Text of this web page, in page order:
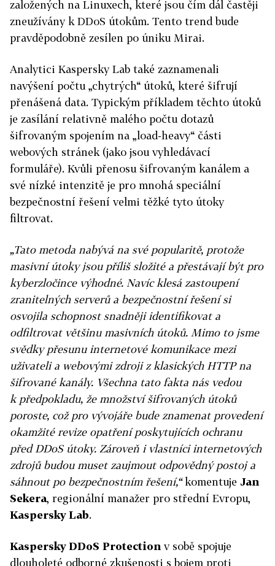
založených na Linuxech, které jsou čím dál častěji
zneužívány k DDoS útokům. Tento trend bude
pravděpodobně zesílen po úniku Mirai.
Analytici Kaspersky Lab také zaznamenali
navýšení počtu „chytrých“ útoků, které šifrují
přenášená data. Typickým příkladem těchto útoků
je zasílání relativně malého počtu dotazů
šifrovaným spojením na „load-heavy“ části
webových stránek (jako jsou vyhledávací
formuláře). Kvůli přenosu šifrovaným kanálem a
své nízké intenzitě je pro mnohá speciální
bezpečnostní řešení velmi těžké tyto útoky
filtrovat.
„Tato metoda nabývá na své popularitě, protože
masivní útoky jsou příliš složité a přestávají být pro
kyberzločince výhodné. Navíc klesá zastoupení
zranitelných serverů a bezpečnostní řešení si
osvojila schopnost snadněji identifikovat a
odfiltrovat většinu masivních útoků. Mimo to jsme
svědky přesunu internetové komunikace mezi
uživateli a webovými zdroji z klasických HTTP na
šifrované kanály. Všechna tato fakta nás vedou
k předpokladu, že množství šifrovaných útoků
poroste, což pro vývojáře bude znamenat provedení
okamžité revize opatření poskytujících ochranu
před DDoS útoky. Zároveň i vlastníci internetových
zdrojů budou muset zaujmout odpovědný postoj a
sáhnout po bezpečnostním řešení,“komentuje Jan
Sekera, regionální manažer pro střední Evropu,
Kaspersky Lab.
Kaspersky DDoS Protection v sobě spojuje
dlouholeté odborné zkušenosti s bojem proti